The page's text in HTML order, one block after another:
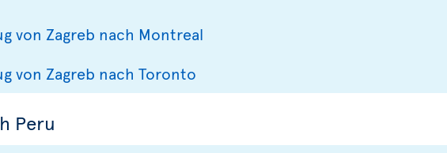
von Zagreb nach Montreal
von Zagreb nach Toronto
Peru